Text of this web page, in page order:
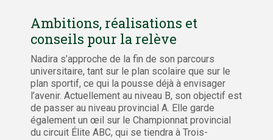
Ambitions, réalisations et
conseils pour la relève
Nadira s’approche de la fin de son parcours
universitaire, tant sur le plan scolaire que sur le
plan sportif, ce qui la pousse déjà à envisager
l’avenir. Actuellement au niveau B, son objectif est
de passer au niveau provincial A. Elle garde
également un œil sur le Championnat provincial
du circuit Élite ABC, qui se tiendra à Trois-